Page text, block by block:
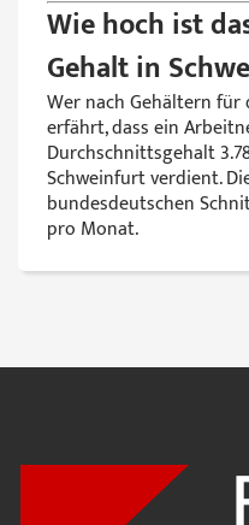
Wie hoch ist
Gehalt in
Wer nach Gehältern
erfährt, dass ein
Durchschnittsgehalt
Schweinfurt verdient.
bundesdeutschen
pro Monat.